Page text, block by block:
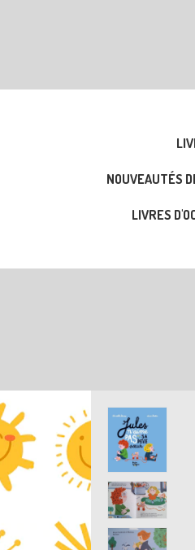
NOUVEAUTÉS
LIVRES